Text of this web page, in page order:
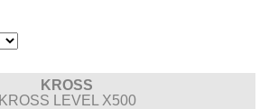
KROSS
KROSS LEVEL X500